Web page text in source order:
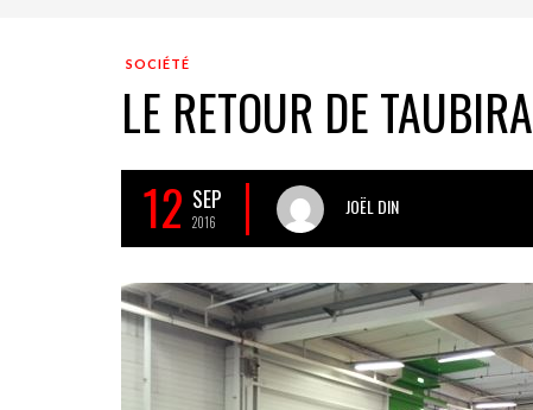
SOCIÉTÉ
LE RETOUR DE TAUBIRA
12 SEP
2016
JOËL DIN